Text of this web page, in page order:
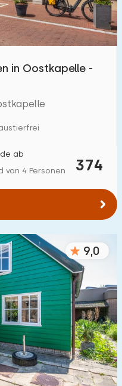
20
20
(max. km):
5
in Oostkapelle -
374
ab
von 4 Personen
9,0